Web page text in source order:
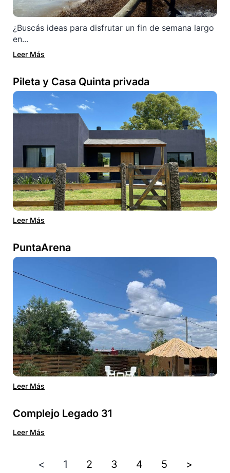
¿Buscás ideas para disfrutar un fin de semana largo
en...
Leer Más
Pileta y Casa Quinta privada
Leer Más
PuntaArena
Leer Más
Complejo Legado 31
Leer Más
< 1 2 3 4 5 >